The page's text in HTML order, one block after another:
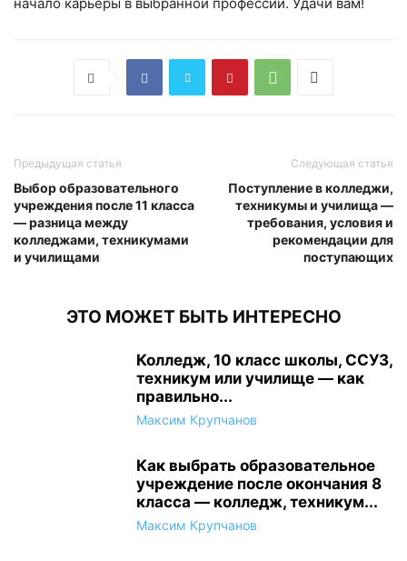
Предыдущая статья
Выбор образовательного
учреждения после 11 класса
— разница между
колледжами, техникумами
и училищами
Следующая статья
Поступление в колледжи,
техникумы и училища —
требования, условия и
рекомендации для
поступающих
ЭТО МОЖЕТ БЫТЬ ИНТЕРЕСНО
Колледж, 10 класс школы, ССУЗ,
техникум или училище — как
правильно...
Максим Крупчанов
Как выбрать образовательное
учреждение после окончания 8
класса — колледж, техникум...
Максим Крупчанов